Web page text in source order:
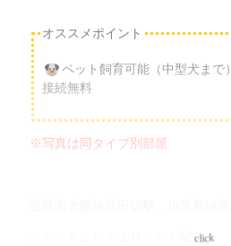
オススメポイント
ペット飼育可能（中型犬ま
接続無料
※写真は同タイプ別部屋
どちらもこじんまりとした駅で